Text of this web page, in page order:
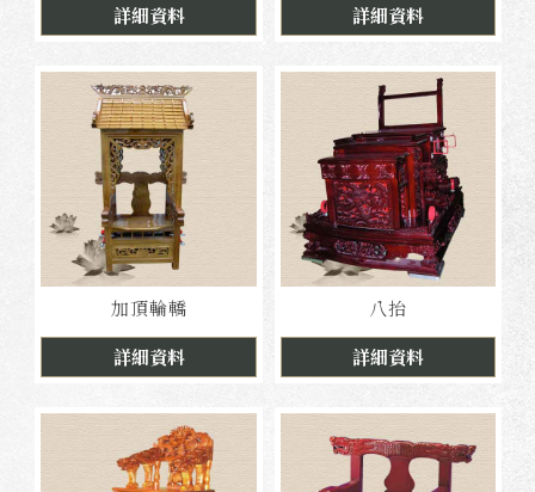
詳細資料
詳細資料
加頂輪轎
詳細資料
八抬
詳細資料